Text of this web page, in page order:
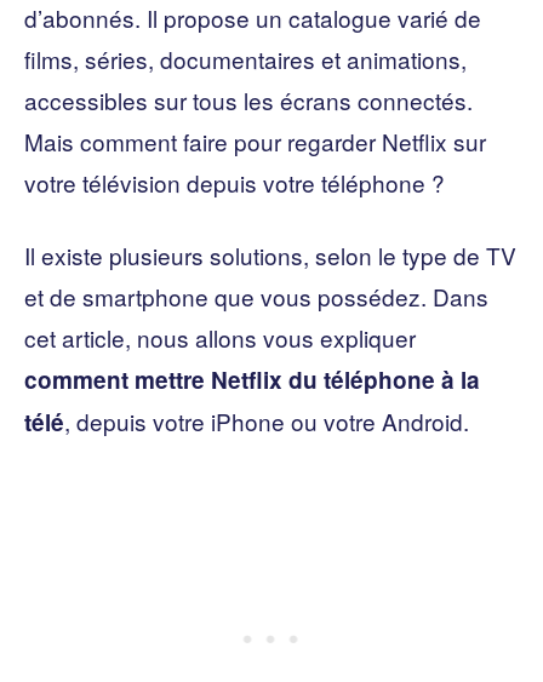
d’abonnés. Il propose un catalogue varié de
films, séries, documentaires et animations,
accessibles sur tous les écrans connectés.
Mais comment faire pour regarder Netflix sur
votre télévision depuis votre téléphone ?
Il existe plusieurs solutions, selon le type de TV
et de smartphone que vous possédez. Dans
cet article, nous allons vous expliquer
comment mettre Netflix du téléphone à la
télé, depuis votre iPhone ou votre Android.